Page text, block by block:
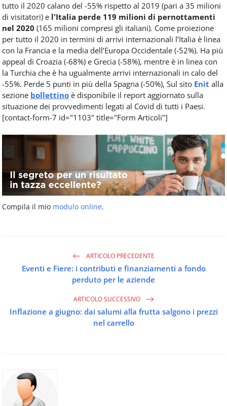
tutto il 2020 calano del -55% rispetto al 2019 (pari a 35 milioni
di visitatori) e l'Italia perde 119 milioni di pernottamenti
nel 2020 (165 milioni compresi gli italiani). Come proiezione
per tutto il 2020 in termini di arrivi internazionali l’Italia è linea
con la Francia e la media dell’Europa Occidentale (-52%). Ha più
appeal di Croazia (-68%) e Grecia (-58%), mentre è in linea con
la Turchia che è ha ugualmente arrivi internazionali in calo del
-55%. Perde 5 punti in più della Spagna (-50%), Sul sito Enit alla
sezione bollettino è disponibile il report aggiornato sulla
situazione dei provvedimenti legati al Covid di tutti i Paesi.
[contact-form-7 id="1103" title="Form Articoli"]
Compila il mio modulo online.
ARTICOLO PRECEDENTE
Eventi e Fiere: i contributi e finanziamenti a fondo
perduto per le aziende
ARTICOLO SUCCESSIVO
Inflazione a giugno: dai salumi alla frutta salgono i prezzi
nel carrello